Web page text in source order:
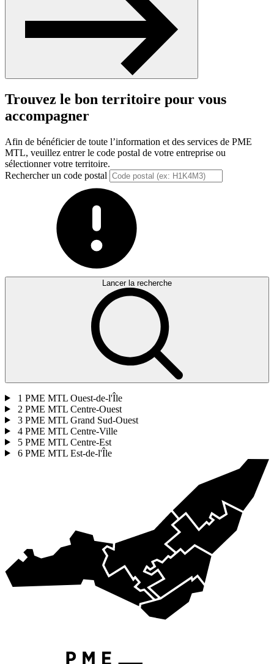
Trouvez le bon territoire pour vous
accompagner
Afin de bénéficier de toute l’information et des services de PME
MTL, veuillez entrer le code postal de votre entreprise ou
sélectionner votre territoire.
Rechercher un code postal
Lancer la recherche
1 PME MTL Ouest-de-l'Île
2 PME MTL Centre-Ouest
3 PME MTL Grand Sud-Ouest
4 PME MTL Centre-Ville
5 PME MTL Centre-Est
6 PME MTL Est-de-l'Île